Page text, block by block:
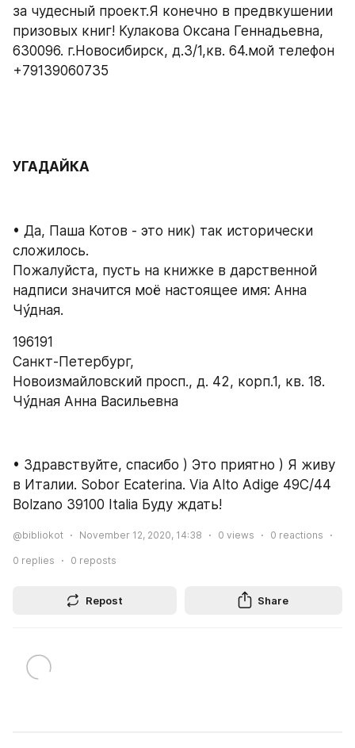
за чудесный проект.Я конечно в предвкушении
призовых книг! Кулакова Оксана Геннадьевна,
630096. г.Новосибирск, д.3/1,кв. 64.мой телефон
+79139060735
УГАДАЙКА
• Да, Паша Котов - это ник) так исторически
сложилось.
Пожалуйста, пусть на книжке в дарственной
надписи значится моё настоящее имя: Анна
Чу́дная.
196191
Санкт-Петербург,
Новоизмайловский просп., д. 42, корп.1, кв. 18.
Чу́дная Анна Васильевна
• Здравствуйте, спасибо ) Это приятно ) Я живу
в Италии. Sobor Ecaterina. Via Alto Adige 49C/44
Bolzano 39100 Italia Буду ждать!
@bibliokot November 12, 2020, 14:38 0 views 0 reactions
0 replies 0 reposts
Repost Share